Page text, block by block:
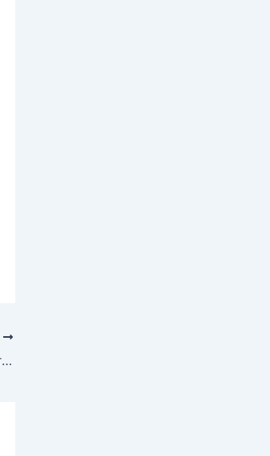
Ibovespa em alta de 1,46% supera os 130 mil pontos